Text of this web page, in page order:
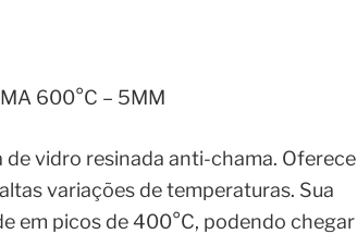
600°C – 5MM
vidro resinada anti-chama. Oferece
variações de temperaturas. Sua
em picos de 400°C, podendo chegar